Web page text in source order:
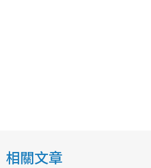
相關文章